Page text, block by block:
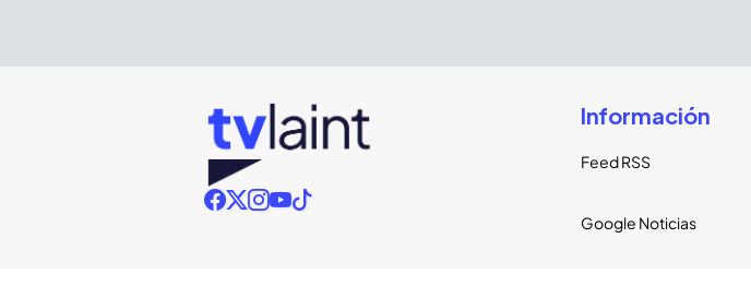
Información
Feed RSS
Google Noticias